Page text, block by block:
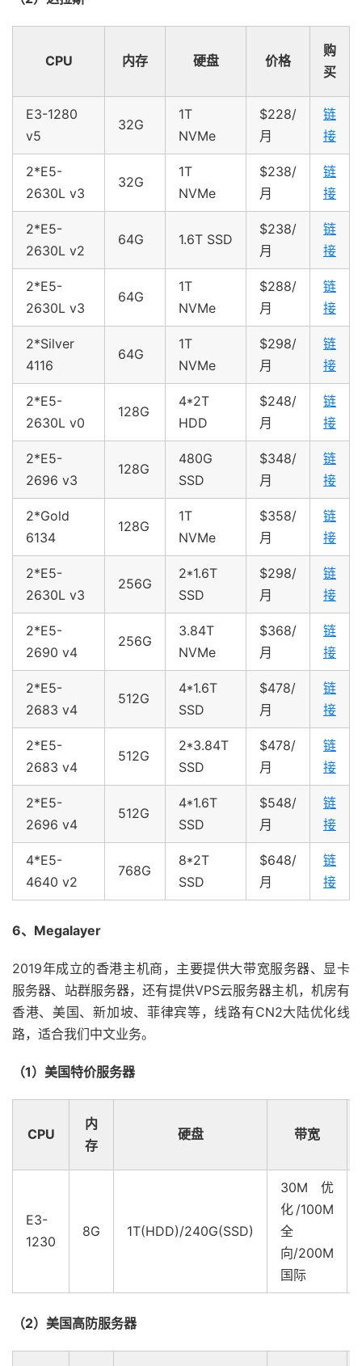
CPU 内存 硬盘 价格
购
买
E3-1280
v5
32G
1T
NVMe
$228/
月
链
接
2*E5-
2630L v3
32G
1T
NVMe
$238/
月
链
接
2*E5-
2630L v2
64G 1.6T SSD
$238/
月
链
接
2*E5-
2630L v3
64G
1T
NVMe
$288/
月
链
接
2*Silver
4116
64G
1T
NVMe
$298/
月
链
接
2*E5-
2630L v0
128G
4*2T
HDD
$248/
月
链
接
2*E5-
2696 v3
128G
480G
SSD
$348/
月
链
接
2*Gold
6134
128G
1T
NVMe
$358/
月
链
接
2*E5-
2630L v3
256G
2*1.6T
SSD
$298/
月
链
接
2*E5-
2690 v4
256G
3.84T
NVMe
$368/
月
链
接
2*E5-
2683 v4
512G
4*1.6T
SSD
$478/
月
链
接
2*E5-
2683 v4
512G
2*3.84T
SSD
$478/
月
链
接
2*E5-
2696 v4
512G
4*1.6T
SSD
$548/
月
链
接
4*E5-
4640 v2
768G
8*2T
SSD
$648/
月
链
接
6、Megalayer
2019年成立的香港主机商，主要提供大带宽服务器、显卡
服务器、站群服务器，还有提供VPS云服务器主机，机房有
香港、美国、新加坡、菲律宾等，线路有CN2大陆优化线
路，适合我们中文业务。
（1）美国特价服务器
CPU
内
存
硬盘 带宽
E3-
1230
8G 1T(HDD)/240G(SSD)
30M优
化/100M
全
向/200M
国际
（2）美国高防服务器